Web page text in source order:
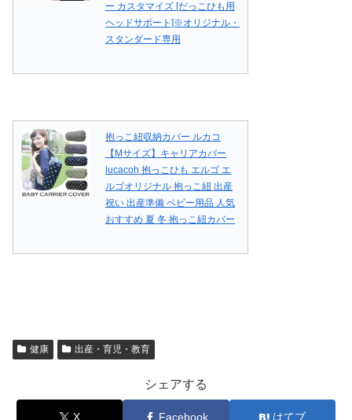
ー カスタマイズ [だっこひも用
ヘッドサポート]※オリジナル・
スタンダード専用
抱っこ紐収納カバー ルカコ
【Mサイズ】キャリアカバー
lucacoh 抱っこひも エルゴ エ
ルゴオリジナル 抱っこ紐 出産
祝い 出産準備 ベビー用品 人気
おすすめ 夏 冬 抱っこ紐カバー
健康 出産・育児・教育
シェアする
X Facebook はてブ